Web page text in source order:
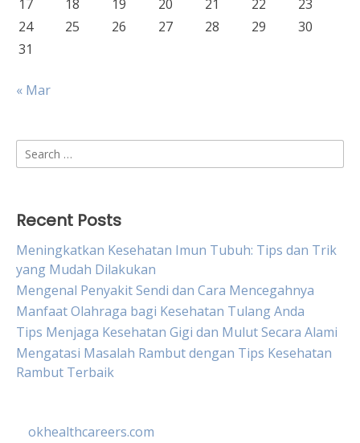
17 18 19 20 21 22
23
24
25 26 27 28 29
30
31
« Mar
Search
for:
Recent Posts
Meningkatkan Kesehatan Imun Tubuh: Tips dan Trik
yang Mudah Dilakukan
Mengenal Penyakit Sendi dan Cara Mencegahnya
Manfaat Olahraga bagi Kesehatan Tulang Anda
Tips Menjaga Kesehatan Gigi dan Mulut Secara Alami
Mengatasi Masalah Rambut dengan Tips Kesehatan
Rambut Terbaik
okhealthcareers.com